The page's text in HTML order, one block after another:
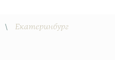
\ Екатеринбург